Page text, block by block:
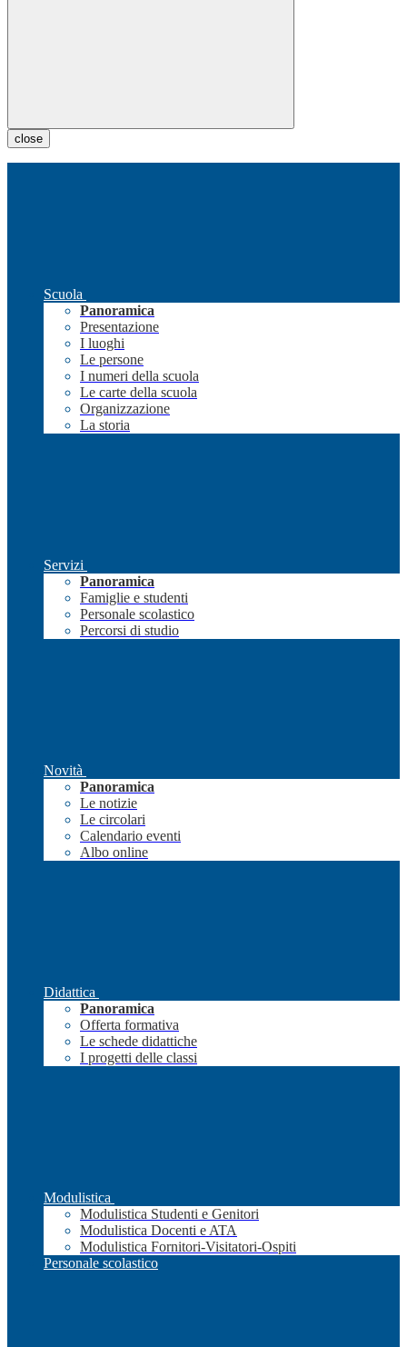
close
Scuola
Panoramica
Presentazione
I luoghi
Le persone
I numeri della scuola
Le carte della scuola
Organizzazione
La storia
Servizi
Panoramica
Famiglie e studenti
Personale scolastico
Percorsi di studio
Novità
Panoramica
Le notizie
Le circolari
Calendario eventi
Albo online
Didattica
Panoramica
Offerta formativa
Le schede didattiche
I progetti delle classi
Modulistica
Modulistica Studenti e Genitori
Modulistica Docenti e ATA
Modulistica Fornitori-Visitatori-Ospiti
Personale scolastico